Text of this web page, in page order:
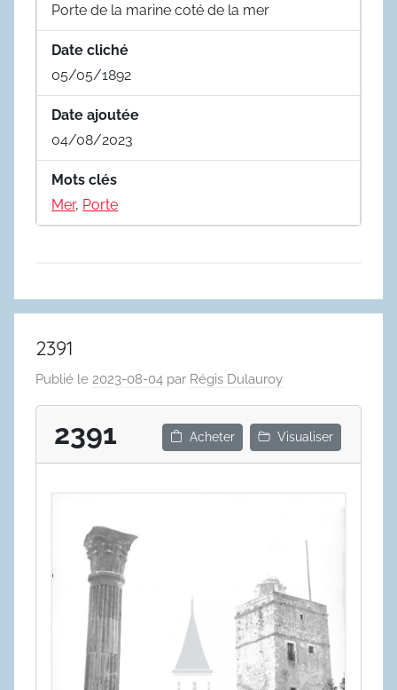
Porte de la marine coté de la mer
Date cliché
05/05/1892
Date ajoutée
04/08/2023
Mots clés
Mer, Porte
2391
Publié le 2023-08-04 par Régis Dulauroy
2391 Acheter Visualiser